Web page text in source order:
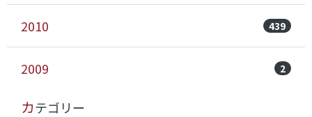
2010 439
2009 2
カテゴリー